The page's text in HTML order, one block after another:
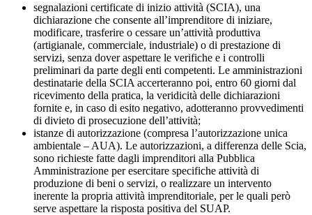
segnalazioni certificate di inizio attività (SCIA), una
dichiarazione che consente all’imprenditore di iniziare,
modificare, trasferire o cessare un’attività produttiva
(artigianale, commerciale, industriale) o di prestazione di
servizi, senza dover aspettare le verifiche e i controlli
preliminari da parte degli enti competenti. Le amministrazioni
destinatarie della SCIA accerteranno poi, entro 60 giorni dal
ricevimento della pratica, la veridicità delle dichiarazioni
fornite e, in caso di esito negativo, adotteranno provvedimenti
di divieto di prosecuzione dell’attività;
istanze di autorizzazione (compresa l’autorizzazione unica
ambientale – AUA). Le autorizzazioni, a differenza delle Scia,
sono richieste fatte dagli imprenditori alla Pubblica
Amministrazione per esercitare specifiche attività di
produzione di beni o servizi, o realizzare un intervento
inerente la propria attività imprenditoriale, per le quali però
serve aspettare la risposta positiva del SUAP.